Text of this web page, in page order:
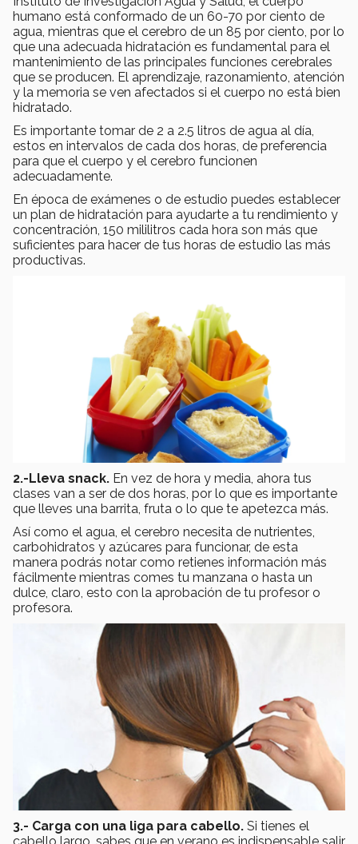
humano está conformado de un 60-70 por ciento de
agua, mientras que el cerebro de un 85 por ciento, por lo
que una adecuada hidratación es fundamental para el
mantenimiento de las principales funciones cerebrales
que se producen. El aprendizaje, razonamiento, atención
y la memoria se ven afectados si el cuerpo no está bien
hidratado.
Es importante tomar de 2 a 2.5 litros de agua al día,
estos en intervalos de cada dos horas, de preferencia
para que el cuerpo y el cerebro funcionen
adecuadamente.
En época de exámenes o de estudio puedes establecer
un plan de hidratación para ayudarte a tu rendimiento y
concentración, 150 mililitros cada hora son más que
suficientes para hacer de tus horas de estudio las más
productivas.
2.-Lleva snack. En vez de hora y media, ahora tus
clases van a ser de dos horas, por lo que es importante
que lleves una barrita, fruta o lo que te apetezca más.
Así como el agua, el cerebro necesita de nutrientes,
carbohidratos y azúcares para funcionar, de esta
manera podrás notar como retienes información más
fácilmente mientras comes tu manzana o hasta un
dulce, claro, esto con la aprobación de tu profesor o
profesora.
3.- Carga con una liga para cabello. Si tienes el